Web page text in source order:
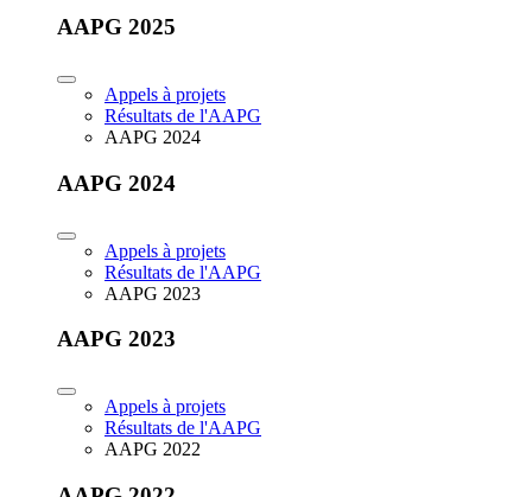
AAPG 2025
Appels à projets
Résultats de l'AAPG
AAPG 2024
AAPG 2024
Appels à projets
Résultats de l'AAPG
AAPG 2023
AAPG 2023
Appels à projets
Résultats de l'AAPG
AAPG 2022